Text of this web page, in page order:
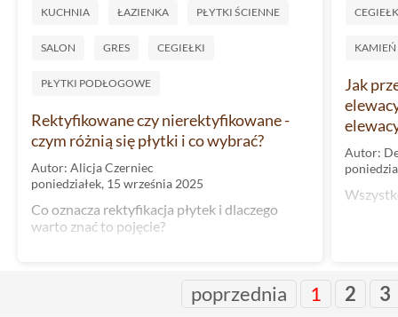
KUCHNIA ŁAZIENKA PŁYTKI ŚCIENNE
SALON GRES CEGIEŁKI
PŁYTKI PODŁOGOWE
Rektyfikowane czy nierektyfikowane -
czym różnią się płytki i co wybrać?
Autor: Alicja Czerniec
poniedziałek, 15 września 2025
Co oznacza rektyfikacja płytek i dlaczego
warto znać to pojęcie?
KAMIEŃ
Jak
Autor:
poprzednia 1 2 3